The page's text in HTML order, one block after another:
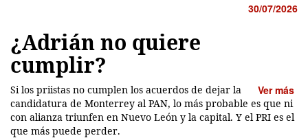
30/07/2026
¿Adrián no quiere
cumplir?
Ver más
Si los priistas no cumplen los acuerdos de dejar la
candidatura de Monterrey al PAN, lo más probable es que ni
con alianza triunfen en Nuevo León y la capital. Y el PRI es el
que más puede perder.